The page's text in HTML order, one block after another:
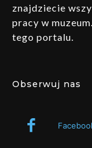
znajdziecie
pracy w
tego portalu.
Obserwuj nas